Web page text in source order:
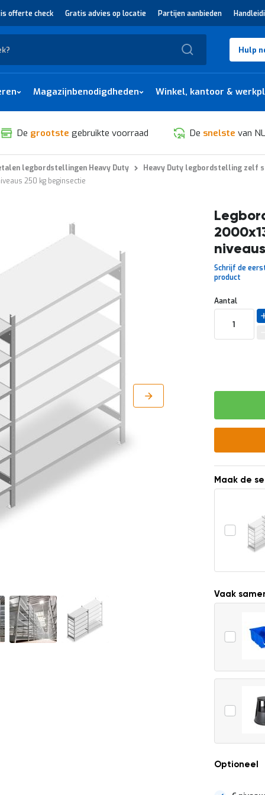
offerte check Gratis advies op locatie Partijen aanbieden
Hulp
Magazijnbenodigdheden Winkel, kantoor &
De grootste gebruikte voorraad De snelste van
legbordstellingen Heavy Duty
Heavy Duty legbordstelling zelf
250 kg beginsectie
Schrijf de
product
Uw
aanpassing
DIRECT
LEVERBAAR
Aantal
Maak de
Vaak
Optioneel